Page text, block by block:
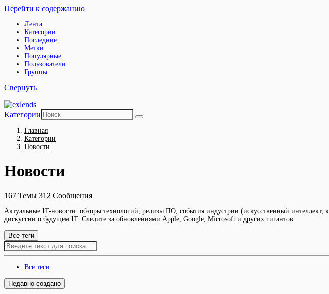
Перейти к содержанию
Лента
Категории
Последние
Метки
Популярные
Пользователи
Группы
Свернуть
Категории
Главная
Категории
Новости
Новости
167 Темы 312 Сообщения
Актуальные IT-новости: обзоры технологий, релизы ПО, события индустрии (искусственный
дискуссии о будущем IT. Следите за обновлениями Apple, Google, Microsoft и других гигантов.
Все теги
Все теги
Недавно создано